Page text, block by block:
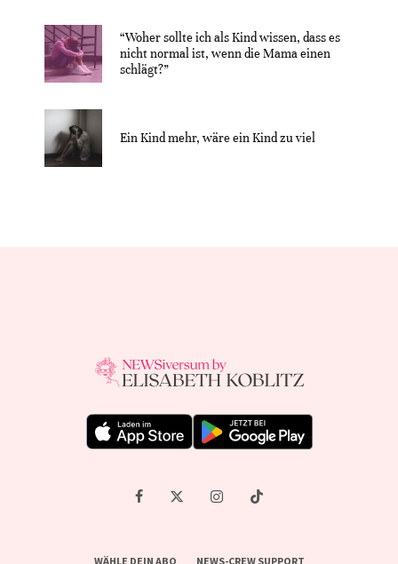
“Woher sollte ich als Kind wissen, dass es
nicht normal ist, wenn die Mama einen
schlägt?”
Ein Kind mehr, wäre ein Kind zu viel
WÄHLE DEIN ABO NEWS-CREW SUPPORT